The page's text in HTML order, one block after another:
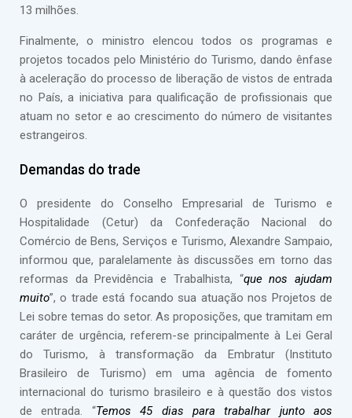
13 milhões.
Finalmente, o ministro elencou todos os programas e
projetos tocados pelo Ministério do Turismo, dando ênfase
à aceleração do processo de liberação de vistos de entrada
no País, a iniciativa para qualificação de profissionais que
atuam no setor e ao crescimento do número de visitantes
estrangeiros.
Demandas do trade
O presidente do Conselho Empresarial de Turismo e
Hospitalidade (Cetur) da Confederação Nacional do
Comércio de Bens, Serviços e Turismo, Alexandre Sampaio,
informou que, paralelamente às discussões em torno das
reformas da Previdência e Trabalhista, “que nos ajudam
muito”, o trade está focando sua atuação nos Projetos de
Lei sobre temas do setor. As proposições, que tramitam em
caráter de urgência, referem-se principalmente à Lei Geral
do Turismo, à transformação da Embratur (Instituto
Brasileiro de Turismo) em uma agência de fomento
internacional do turismo brasileiro e à questão dos vistos
de entrada. “Temos 45 dias para trabalhar junto aos